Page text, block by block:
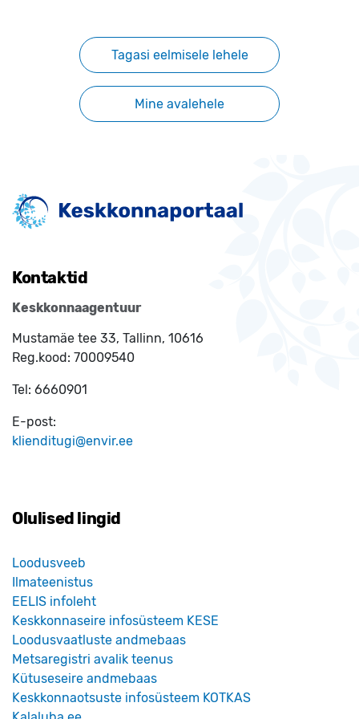
Tagasi eelmisele lehele
Mine avalehele
Kontaktid
Keskkonnaagentuur
Mustamäe tee 33, Tallinn, 10616
Reg.kood: 70009540
Tel: 6660901
E-post:
klienditugi@envir.ee
Olulised lingid
Loodusveeb
Ilmateenistus
EELIS infoleht
Keskkonnaseire infosüsteem KESE
Loodusvaatluste andmebaas
Metsaregistri avalik teenus
Kütuseseire andmebaas
Keskkonnaotsuste infosüsteem KOTKAS